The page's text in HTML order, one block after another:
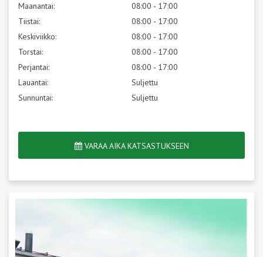
Maanantai:
08:00 - 17:00
Tiistai:
08:00 - 17:00
Keskiviikko:
08:00 - 17:00
Torstai:
08:00 - 17:00
Perjantai:
08:00 - 17:00
Lauantai:
Suljettu
Sunnuntai:
Suljettu
VARAA AIKA KATSASTUKSEEN